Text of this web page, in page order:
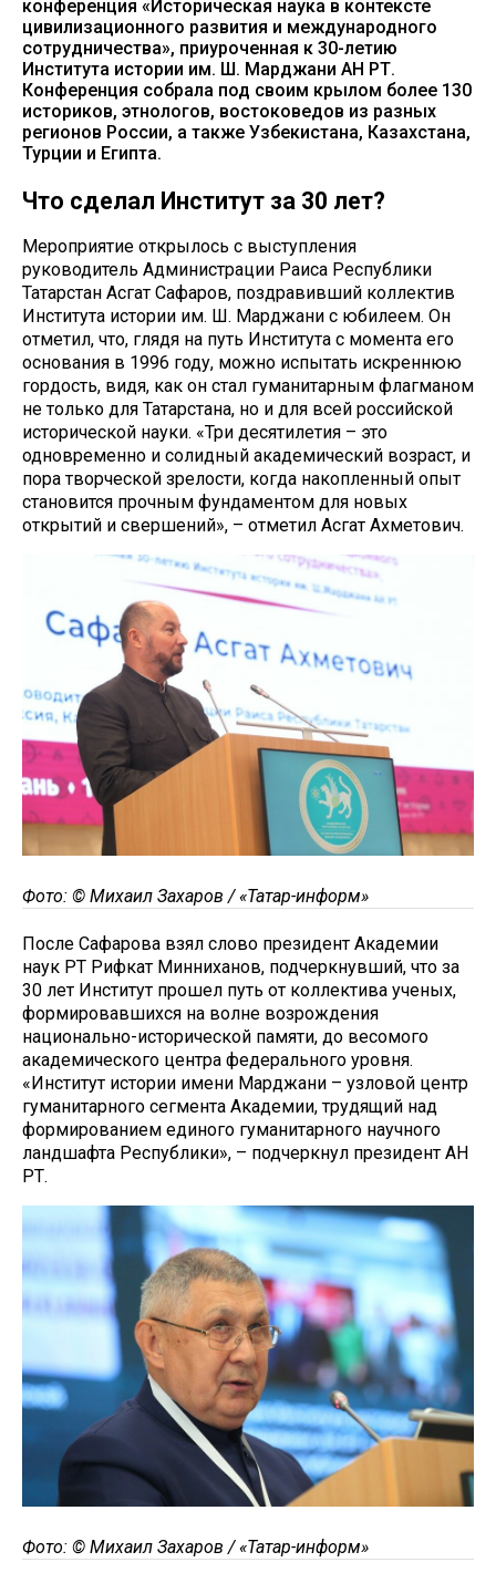
конференция «Историческая наука в контексте
цивилизационного развития и международного
сотрудничества», приуроченная к 30-летию
Института истории им. Ш. Марджани АН РТ.
Конференция собрала под своим крылом более 130
историков, этнологов, востоковедов из разных
регионов России, а также Узбекистана, Казахстана,
Турции и Египта.
Что сделал Институт за 30 лет?
Мероприятие открылось с выступления
руководитель Администрации Раиса Республики
Татарстан Асгат Сафаров, поздравивший коллектив
Института истории им. Ш. Марджани с юбилеем. Он
отметил, что, глядя на путь Института с момента его
основания в 1996 году, можно испытать искреннюю
гордость, видя, как он стал гуманитарным флагманом
не только для Татарстана, но и для всей российской
исторической науки. «Три десятилетия – это
одновременно и солидный академический возраст, и
пора творческой зрелости, когда накопленный опыт
становится прочным фундаментом для новых
открытий и свершений», – отметил Асгат Ахметович.
Фото: © Михаил Захаров / «Татар-информ»
После Сафарова взял слово президент Академии
наук РТ Рифкат Минниханов, подчеркнувший, что за
30 лет Институт прошел путь от коллектива ученых,
формировавшихся на волне возрождения
национально-исторической памяти, до весомого
академического центра федерального уровня.
«Институт истории имени Марджани – узловой центр
гуманитарного сегмента Академии, трудящий над
формированием единого гуманитарного научного
ландшафта Республики», – подчеркнул президент АН
РТ.
Фото: © Михаил Захаров / «Татар-информ»